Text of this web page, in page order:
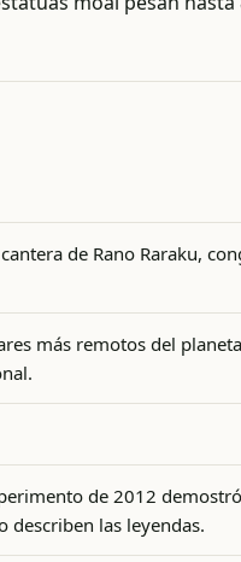
de Rano Raraku,
más remotos del
de 2012
describen las leyendas.